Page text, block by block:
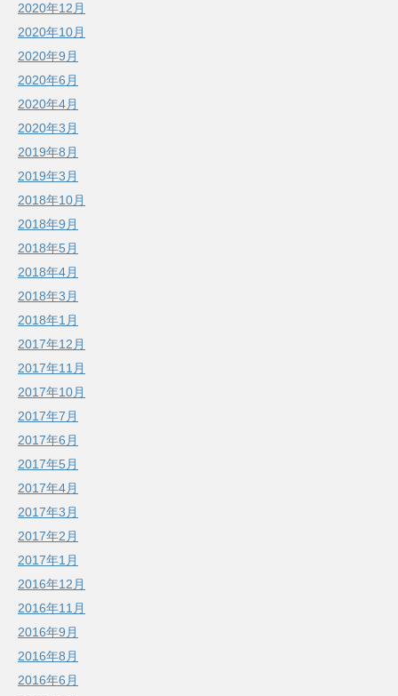
2020年12月
2020年10月
2020年9月
2020年6月
2020年4月
2020年3月
2019年8月
2019年3月
2018年10月
2018年9月
2018年5月
2018年4月
2018年3月
2018年1月
2017年12月
2017年11月
2017年10月
2017年7月
2017年6月
2017年5月
2017年4月
2017年3月
2017年2月
2017年1月
2016年12月
2016年11月
2016年9月
2016年8月
2016年6月